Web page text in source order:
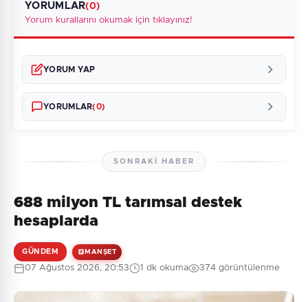
YORUMLAR(0)
Yorum kurallarını okumak için tıklayınız!
YORUM YAP
YORUMLAR(0)
Henüz yorum yapılmamış. İlk yorumu siz yapın!
SONRAKI HABER
688 milyon TL tarımsal destek
hesaplarda
GÜNDEM MANŞET
07 Ağustos 2026, 20:53 1 dk okuma 374 görüntülenme